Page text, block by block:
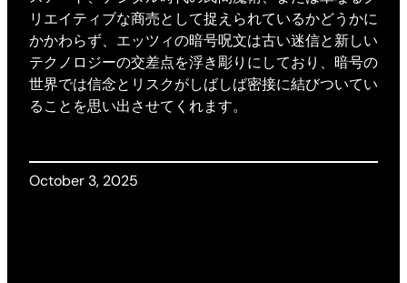
リエイティブな商売として捉えられているかどうかに
かかわらず、エッツィの暗号呪文は古い迷信と新しい
テクノロジーの交差点を浮き彫りにしており、暗号の
世界では信念とリスクがしばしば密接に結びついてい
ることを思い出させてくれます。
October 3, 2025